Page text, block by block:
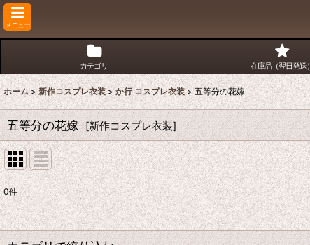
メニュー
カテゴリ 在庫品（翌日発送）
ホーム > 新作コスプレ衣装 > か行 コスプレ衣装 > 五等分の花嫁
五等分の花嫁 [新作コスプレ衣装]
表示数:
並び順:
0件